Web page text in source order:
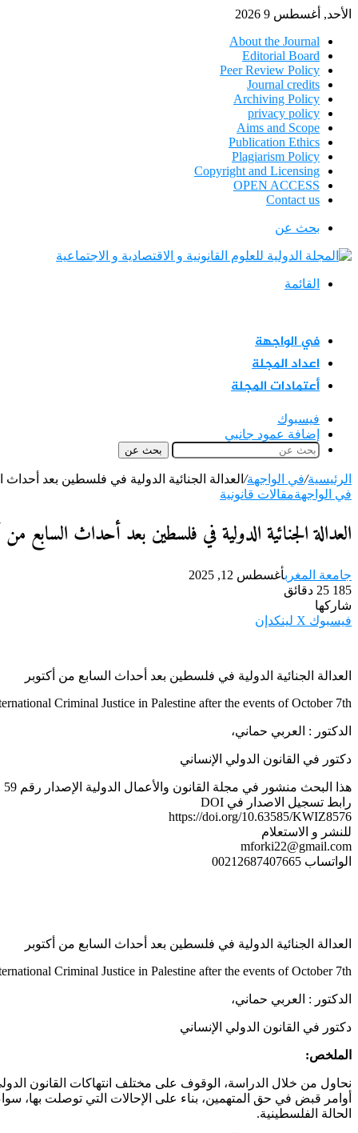
الأحد, أغسطس 9 2026
About the Journal
Editorial Board
Peer Review Policy
Journal credits
Archiving Policy
privacy policy
Aims and Scope
Publication Ethics
Plagiarism Policy
Copyright and Licensing
OPEN ACCESS
Contact us
بحث عن
القائمة
في الواجهة
اعداد المجلة
أعتمادات المجلة
فيسبوك
إضافة عمود جانبي
بحث عن
الرئيسية/في الواجهة/ العدالة الجنائية الدولية في فلسطين بعد
في الواجهةمقالات قانونية
العدالة الجنائية الدولية في فلسطين بعد أحداث السابع
جامعة المغربأغسطس 12, 2025
185 25 دقائق
شاركها
فيسبوك ‫X لينكدإن
العدالة الجنائية الدولية في فلسطين بعد أحداث السابع من أكتوبر
Criminal Justice in Palestine after the events of October 7th
الدكتور : العربي حماني،
دكتور في القانون الدولي الإنساني
هذا البحث منشور في مجلة القانون والأعمال الدولية الإصدار رقم 59 الخاص بشهر غشت / شتنبر 2025
رابط تسجيل الاصدار في DOI
https://doi.org/10.63585/KWIZ8576
للنشر و الاستعلام
mforki22@gmail.com
الواتساب 00212687407665
العدالة الجنائية الدولية في فلسطين بعد أحداث السابع من أكتوبر
Criminal Justice in Palestine after the events of October 7th
الدكتور : العربي حماني،
دكتور في القانون الدولي الإنساني
الملخص:
نحاول من خلال الدراسة، الوقوف على مختلف انتهاكات القانون
أوامر قبض في حق المتهمين، بناء على الإحالات التي توصلت
الحالة الفلسطينية.